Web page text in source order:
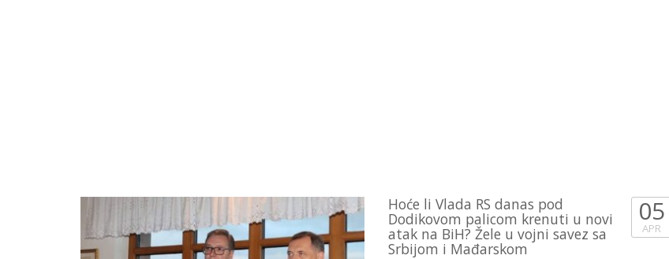
Hoće li Vlada RS danas pod
Dodikovom palicom krenuti u novi
atak na BiH? Žele u vojni savez sa
Srbijom i Mađarskom
05
APR